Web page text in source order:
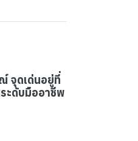
จุดเด่นอยู่ที่
ะดับมืออาชีพ